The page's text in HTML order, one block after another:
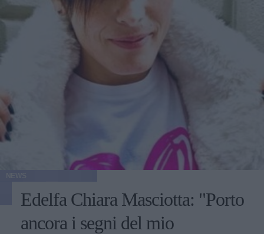
Edelfa Chiara Masciotta: "Porto
ancora i segni del mio